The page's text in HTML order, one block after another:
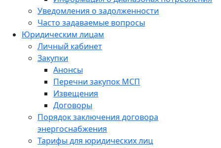
Уведомления о задолженности
Часто задаваемые вопросы
Юридическим лицам
Личный кабинет
Закупки
Анонсы
Перечни закупок МСП
Извещения
Договоры
Порядок заключения договора
энергоснабжения
Тарифы для юридических лиц